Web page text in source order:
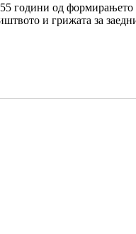
години од формирањето
и грижата за